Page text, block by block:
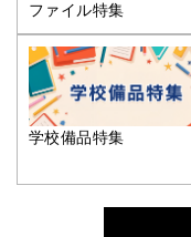
ファイル特集
学校備品特集